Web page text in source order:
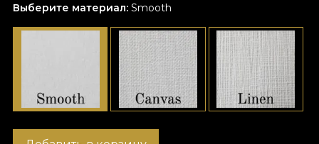
Выберите материал: Smooth